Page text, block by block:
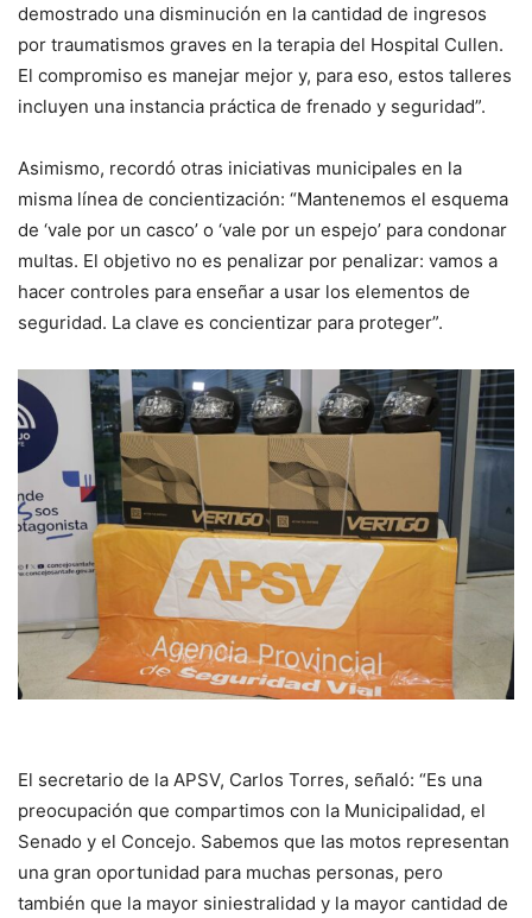
demostrado una disminución en la cantidad de ingresos
por traumatismos graves en la terapia del Hospital Cullen.
El compromiso es manejar mejor y, para eso, estos talleres
incluyen una instancia práctica de frenado y seguridad”.
Asimismo, recordó otras iniciativas municipales en la
misma línea de concientización: “Mantenemos el esquema
de ‘vale por un casco’ o ‘vale por un espejo’ para condonar
multas. El objetivo no es penalizar por penalizar: vamos a
hacer controles para enseñar a usar los elementos de
seguridad. La clave es concientizar para proteger”.
El secretario de la APSV, Carlos Torres, señaló: “Es una
preocupación que compartimos con la Municipalidad, el
Senado y el Concejo. Sabemos que las motos representan
una gran oportunidad para muchas personas, pero
también que la mayor siniestralidad y la mayor cantidad de